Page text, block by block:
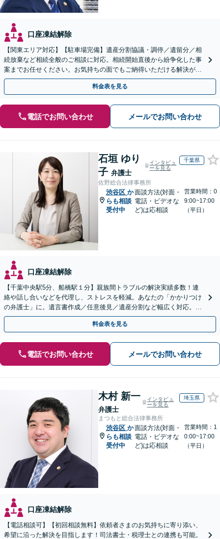
口座凍結解除
【関東エリア対応】【駐車場完備】遺産分割協議・調停／遺留分／相
続放棄など相続全般のご相談に対応。相続開始直後から紛争化した事
案までお任せください。お気持ちの面でもご納得いただける解決がで
きるよう粘り強く対応いたします【休日・夜間対応可】
料金表を見る
電話でお問い合わせ メールでお問い合わせ
石垣 ゆり
子 弁護士
インタビュ
ーを見る
千葉県
佐野総合法律事務所
渋谷区 か
らも相談
受付中
面談方法(対面・
電話・ビデオな
ど)は応相談
営業時間：0
9:00~17:00
（平日）
口座凍結解除
【千葉中央駅5分、船橋駅１分】親族間トラブルの解決実績多数！連
絡や話し合いなどを代理し、ストレスを軽減。あなたの「かかりつけ
の弁護士」に。遺言書作成／任意後見／遺産分割など幅広く対応。お
気軽にご相談ください！【初回来所相談30分無料】
料金表を見る
電話でお問い合わせ メールでお問い合わせ
木村 新一
弁護士
インタビュ
ーを見る
埼玉県
まつもと総合法律事務所
渋谷区 か
らも相談
受付中
面談方法(対面・
電話・ビデオな
ど)は応相談
営業時間：1
0:00~17:00
（平日）
口座凍結解除
【電話相談可】【初回相談無料】依頼者さまのお気持ちに寄り添い、
希望に沿った解決を目指します！司法書士・税理士との連携も可能。